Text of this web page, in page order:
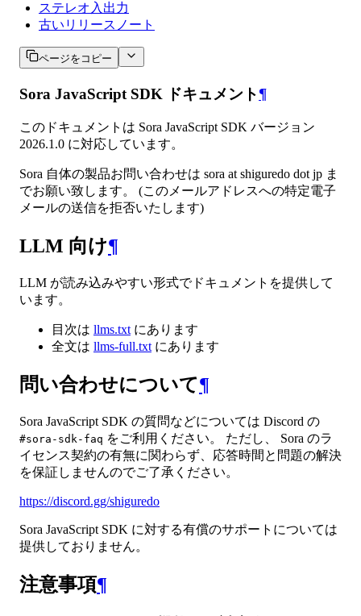
ステレオ入出力
古いリリースノート
ページをコピー
Sora JavaScript SDK ドキュメント¶
このドキュメントは Sora JavaScript SDK バージョン
2026.1.0 に対応しています。
Sora 自体の製品お問い合わせは sora at shiguredo dot jp ま
でお願い致します。 (このメールアドレスへの特定電子
メールの送信を拒否いたします)
LLM 向け¶
LLM が読み込みやすい形式でドキュメントを提供して
います。
目次は llms.txt にあります
全文は llms-full.txt にあります
問い合わせについて¶
Sora JavaScript SDK の質問などについては Discord の
#sora-sdk-faq をご利用ください。 ただし、 Sora のラ
イセンス契約の有無に関わらず、応答時間と問題の解決
を保証しませんのでご了承ください。
https://discord.gg/shiguredo
Sora JavaScript SDK に対する有償のサポートについては
提供しておりません。
注意事項¶